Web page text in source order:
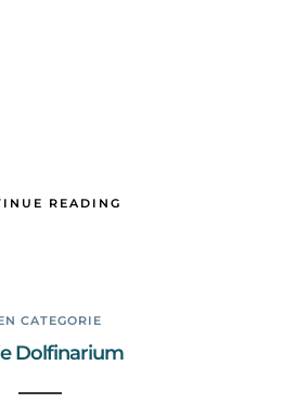
READING
CATEGORIE
Dolfinarium